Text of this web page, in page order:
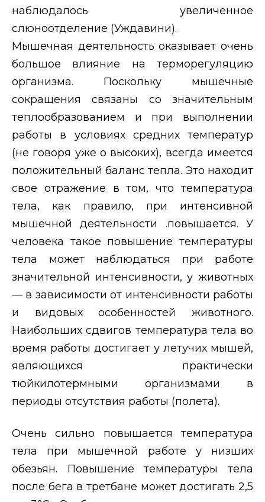
наблюдалось увеличенное
слюноотделение (Уждавини).
Мышечная деятельность оказывает очень
большое влияние на терморегуляцию
организма. Поскольку мышечные
сокращения связаны со значительным
теплообразованием и при выполнении
работы в условиях средних температур
(не говоря уже о высоких), всегда имеется
положительный баланс тепла. Это находит
свое отражение в том, что температура
тела, как правило, при интенсивной
мышечной деятельности .повышается. У
человека такое повышение температуры
тела может наблюдаться при работе
значительной интенсивности, у животных
— в зависимости от интенсивности работы
и видовых особенностей животного.
Наибольших сдвигов температура тела во
время работы достигает у летучих мышей,
являющихся практически
тюйкилотермными организмами в
периоды отсутствия работы (полета).
Очень сильно повышается температура
тела при мышечной работе у низших
обезьян. Повышение температуры тела
после бега в третбане может достигать 2,5